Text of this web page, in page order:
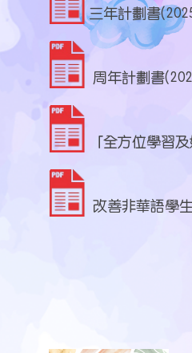
三年計劃書
周年計劃書
「全方位學習
改善非華語學